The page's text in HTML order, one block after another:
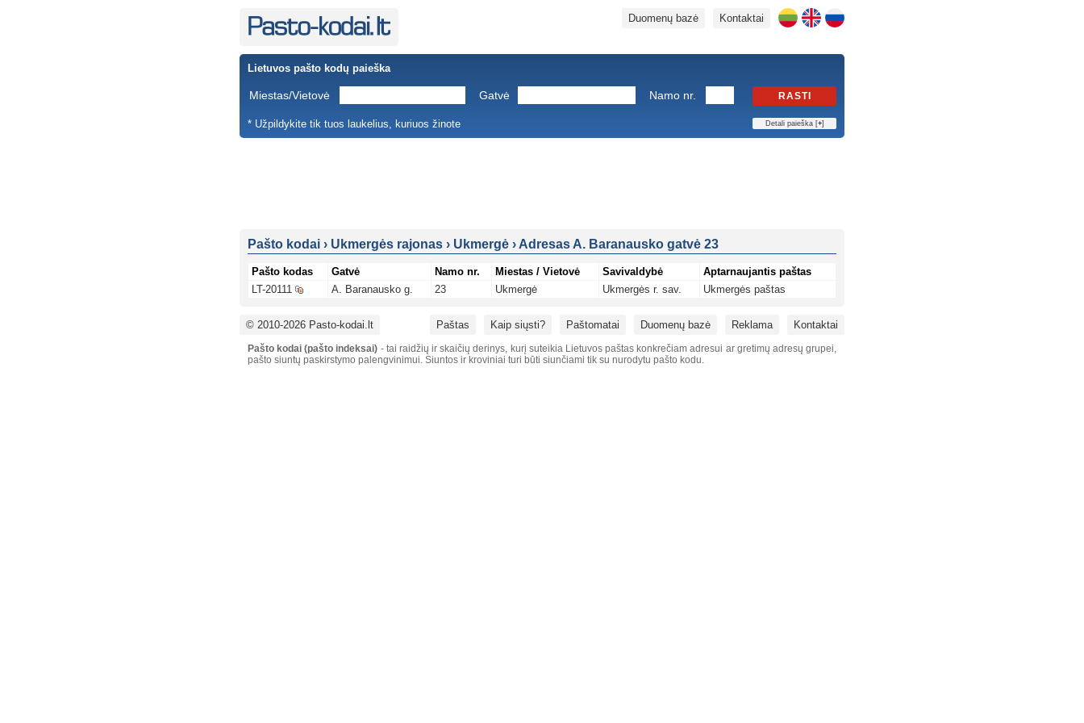
Kontaktai
Duomenų bazė
Lietuvos pašto kodų paieška
Miestas/Vietovė Gatvė Namo nr. RASTI
* Užpildykite tik tuos laukelius, kuriuos žinote Detali paieška [+]
Pašto kodai › Ukmergės rajonas › Ukmergė › Adresas A. Baranausko gatvė 23
Pašto kodas Gatvė Namo nr. Miestas / Vietovė Savivaldybė
Aptarnaujantis paštas
LT-20111
A. Baranausko g. 23 Ukmergė Ukmergės r. sav. Ukmergės paštas
© 2010-2026 Pasto-kodai.lt Paštas Kaip siųsti? Paštomatai Duomenų bazė Reklama Kontaktai
Pašto kodai (pašto indeksai) - tai raidžių ir skaičių derinys, kurį suteikia Lietuvos paštas konkrečiam adresui ar gretimų adresų grupei,
pašto siuntų paskirstymo palengvinimui. Siuntos ir kroviniai turi būti siunčiami tik su nurodytu pašto kodu.